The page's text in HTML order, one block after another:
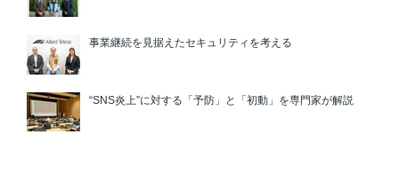
事業継続を見据えたセキュリティを考える
“SNS炎上”に対する「予防」と「初動」を専門家が解説